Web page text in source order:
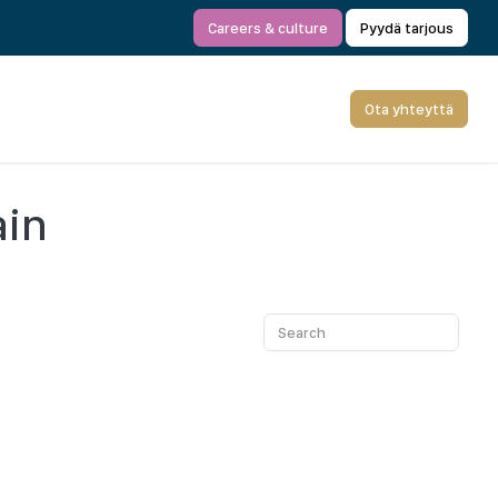
Careers & culture Pyydä tarjous
Ota yhteyttä